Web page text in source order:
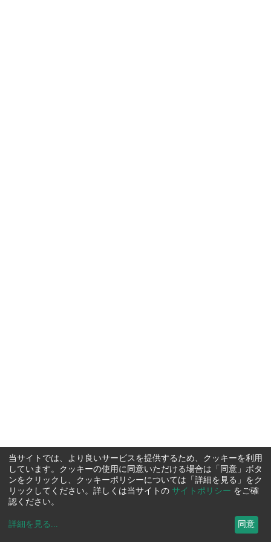
当サイトでは、より良いサービスを提供するため、クッキーを利用
しています。クッキーの使用に同意いただける場合は「同意」ボタ
ンをクリックし、クッキーポリシーについては「詳細を見る」をク
リックしてください。詳しくは当サイトの サイトポリシー をご確
認ください。
詳細を見る ... 同意